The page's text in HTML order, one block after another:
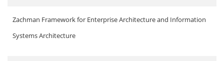
Zachman Framework for Enterprise Architecture and Information
Systems Architecture